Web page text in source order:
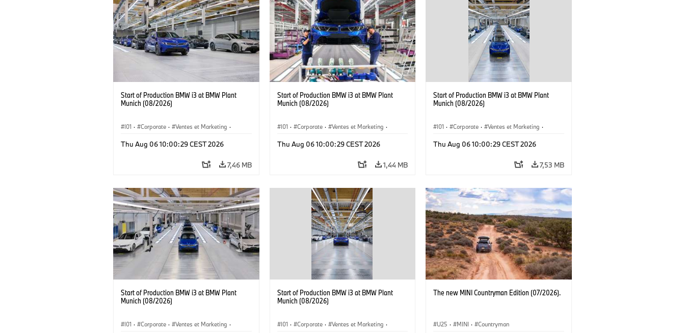
Start of Production BMW i3 at BMW Plant
Munich (08/2026)
I01 · Corporate · Ventes et Marketing ·
Thu Aug 06 10:00:29 CEST 2026
7,46 MB
Start of Production BMW i3 at BMW Plant
Munich (08/2026)
I01 · Corporate · Ventes et Marketing ·
Thu Aug 06 10:00:29 CEST 2026
1,44 MB
Start of Production BMW i3 at BMW Plant
Munich (08/2026)
I01 · Corporate · Ventes et Marketing ·
Thu Aug 06 10:00:29 CEST 2026
7,53 MB
Start of Production BMW i3 at BMW Plant
Munich (08/2026)
I01 · Corporate · Ventes et Marketing ·
Start of Production BMW i3 at BMW Plant
Munich (08/2026)
I01 · Corporate · Ventes et Marketing ·
The new MINI Countryman Edition (07/2026).
U25 · MINI · Countryman